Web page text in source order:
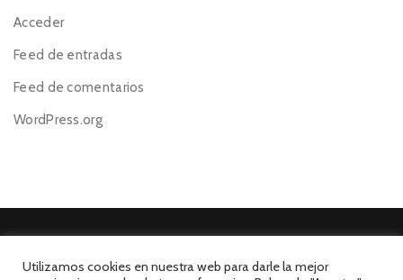
Acceder
Feed de entradas
Feed de comentarios
WordPress.org
Utilizamos cookies en nuestra web para darle la mejor